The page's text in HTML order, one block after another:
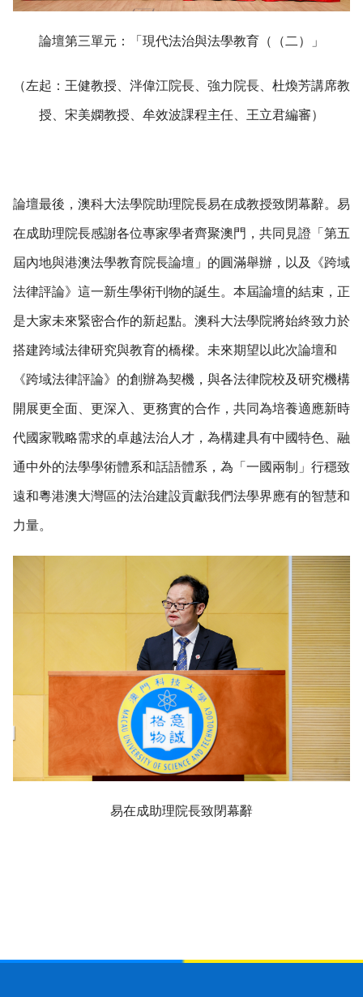
論壇第三單元：「現代法治與法學教育（（二）」
（左起：王健教授、泮偉江院長、強力院長、杜煥芳講席教
授、宋美嫻教授、牟效波課程主任、王立君編審）
論壇最後，澳科大法學院助理院長易在成教授致閉幕辭。易
在成助理院長感謝各位專家學者齊聚澳門，共同見證「第五
屆內地與港澳法學教育院長論壇」的圓滿舉辦，以及《跨域
法律評論》這一新生學術刊物的誕生。本屆論壇的結束，正
是大家未來緊密合作的新起點。澳科大法學院將始終致力於
搭建跨域法律研究與教育的橋樑。未來期望以此次論壇和
《跨域法律評論》的創辦為契機，與各法律院校及研究機構
開展更全面、更深入、更務實的合作，共同為培養適應新時
代國家戰略需求的卓越法治人才，為構建具有中國特色、融
通中外的法學學術體系和話語體系，為「一國兩制」行穩致
遠和粵港澳大灣區的法治建設貢獻我們法學界應有的智慧和
力量。
易在成助理院長致閉幕辭